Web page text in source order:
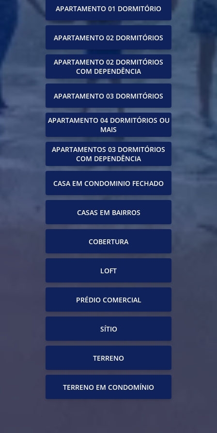
APARTAMENTO 01 DORMITÓRIO
APARTAMENTO 02 DORMITÓRIOS
APARTAMENTO 02 DORMITÓRIOS
COM DEPENDÊNCIA
APARTAMENTO 03 DORMITÓRIOS
APARTAMENTO 04 DORMITÓRIOS OU
MAIS
APARTAMENTOS 03 DORMITÓRIOS
COM DEPENDÊNCIA
CASA EM CONDOMINIO FECHADO
CASAS EM BAIRROS
COBERTURA
LOFT
PRÉDIO COMERCIAL
SÍTIO
TERRENO
TERRENO EM CONDOMÍNIO